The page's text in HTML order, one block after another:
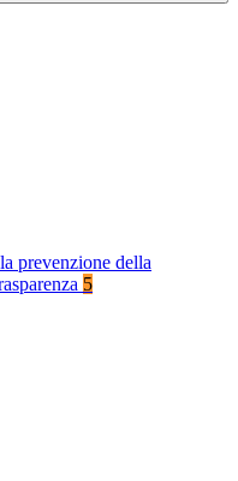
prevenzione della
5